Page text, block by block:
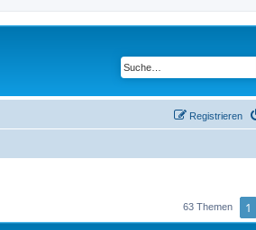
Registrieren
63 Themen 1